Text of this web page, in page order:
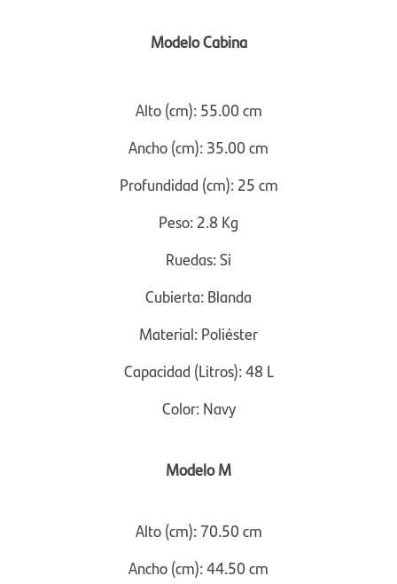
Modelo Cabina
Alto (cm): 55.00 cm
Ancho (cm): 35.00 cm
Profundidad (cm): 25 cm
Peso: 2.8 Kg
Ruedas: Si
Cubierta: Blanda
Material: Poliéster
Capacidad (Litros): 48 L
Color: Navy
Modelo M
Alto (cm): 70.50 cm
Ancho (cm):44.50 cm